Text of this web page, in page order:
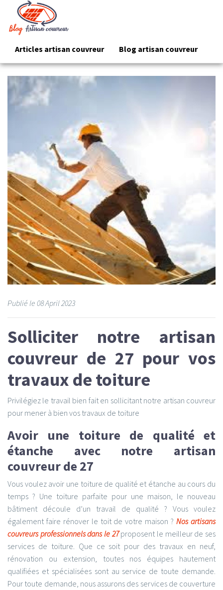
Articles artisan couvreur Blog artisan couvreur
Publié le 08April 2023
Solliciter notre artisan
couvreur de 27 pour vos
travaux de toiture
Privilégiez le travail bien fait en sollicitant notre artisan couvreur
pour mener à bien vos travaux de toiture
Avoir une toiture de qualité et
étanche avec notre artisan
couvreur de 27
Vous voulez avoir une toiture de qualité et étanche au cours du
temps ? Une toiture parfaite pour une maison, le nouveau
bâtiment découle d’un travail de qualité ? Vous voulez
également faire rénover le toit de votre maison ?Nos artisans
couvreurs professionnels dans le 27proposent le meilleur de ses
services de toiture. Que ce soit pour des travaux en neuf,
rénovation ou extension, toutes nos équipes hautement
qualifiées et spécialisées sont au service de toute demande.
Pour toute demande, nous assurons des services de couverture